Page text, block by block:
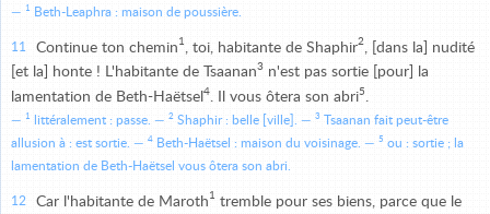
1 Beth-Leaphra : maison de poussière.
11 Continue ton chemin 1 , toi, habitante de Shaphir2
, [dans la] nudité
[et la] honte ! L'habitante de Tsaanan3 n'est pas sortie [pour] la
lamentation de Beth-Haëtsel 4 . Il vous ôtera son abri5
1 littéralement : passe. 2 Shaphir : belle [ville]. 3 Tsaanan fait peut-être
allusion à : est sortie.
4 Beth-Haëtsel : maison du voisinage. 5 ou : sortie ; la
lamentation de Beth-Haëtsel vous ôtera son abri.
12 Car l'habitante de Maroth 1 tremble pour ses biens, parce que le